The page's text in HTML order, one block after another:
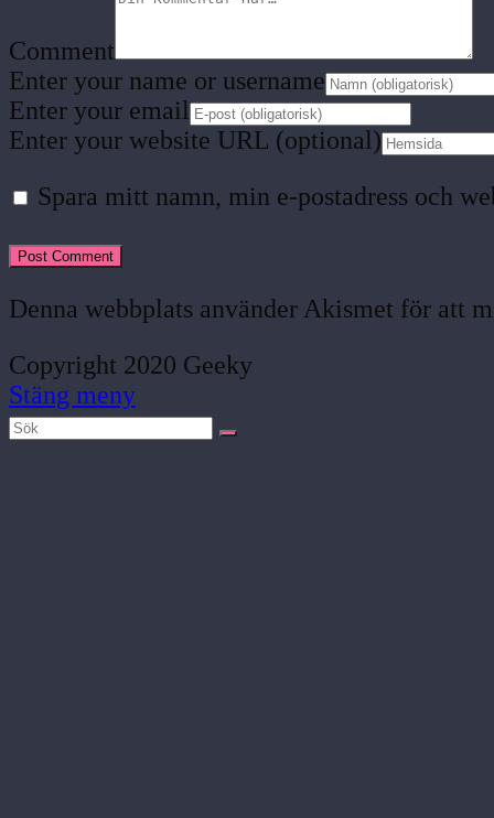
Comment
Enter your name or username
Enter your email
Enter your website URL (optional)
Spara mitt namn, min e-postadress och
Denna webbplats använder Akismet för att
Copyright 2020 Geeky
Stäng meny